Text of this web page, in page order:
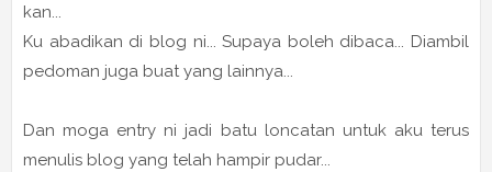
kan...
Ku abadikan di blog ni... Supaya boleh dibaca... Diambil
pedoman juga buat yang lainnya...
Dan moga entry ni jadi batu loncatan untuk aku terus
menulis blog yang telah hampir pudar...